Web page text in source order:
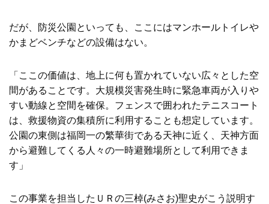
だが、防災公園といっても、ここにはマンホールトイレや
かまどベンチなどの設備はない。
「ここの価値は、地上に何も置かれていない広々とした空
間があることです。大規模災害発生時に緊急車両が入りや
すい動線と空間を確保。フェンスで囲われたテニスコート
は、救援物資の集積所に利用することも想定しています。
公園の東側は福岡一の繁華街である天神に近く、天神方面
から避難してくる人々の一時避難場所として利用できま
す」
この事業を担当したＵＲの三棹(みさお)聖史がこう説明す